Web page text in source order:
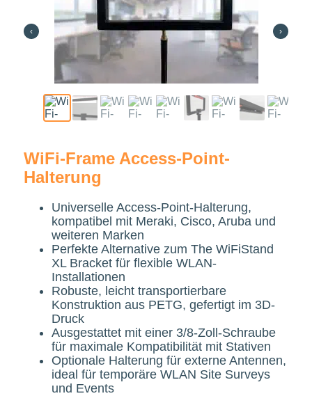
‹ ›
WiFi-Frame Access-Point-
Halterung
Universelle Access-Point-Halterung,
kompatibel mit Meraki, Cisco, Aruba und
weiteren Marken
Perfekte Alternative zum The WiFiStand
XL Bracket für flexible WLAN-
Installationen
Robuste, leicht transportierbare
Konstruktion aus PETG, gefertigt im 3D-
Druck
Ausgestattet mit einer 3/8-Zoll-Schraube
für maximale Kompatibilität mit Stativen
Optionale Halterung für externe Antennen,
ideal für temporäre WLAN Site Surveys
und Events